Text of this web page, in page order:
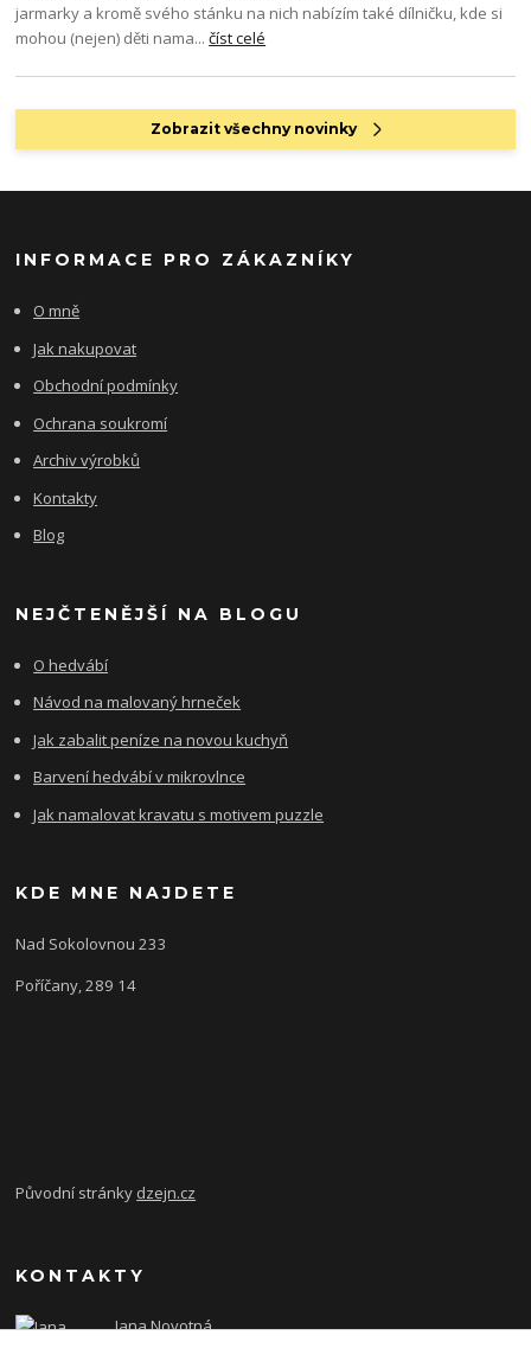
jarmarky a kromě svého stánku na nich nabízím také dílničku, kde si
mohou (nejen) děti nama...číst celé
Zobrazit všechny novinky
INFORMACE PRO ZÁKAZNÍKY
O mně
Jak nakupovat
Obchodní podmínky
Ochrana soukromí
Archiv výrobků
Kontakty
Blog
NEJČTENĚJŠÍ NA BLOGU
O hedvábí
Návod na malovaný hrneček
Jak zabalit peníze na novou kuchyň
Barvení hedvábí v mikrovlnce
Jak namalovat kravatu s motivem puzzle
KDE MNE NAJDETE
Nad Sokolovnou 233
Poříčany, 289 14
Původní stránky dzejn.cz
KONTAKTY
Jana Novotná